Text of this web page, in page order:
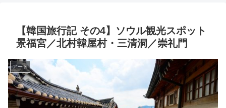
【韓国旅行記 その4】ソウル観光スポット
景福宮／北村韓屋村・三清洞／崇礼門
アート